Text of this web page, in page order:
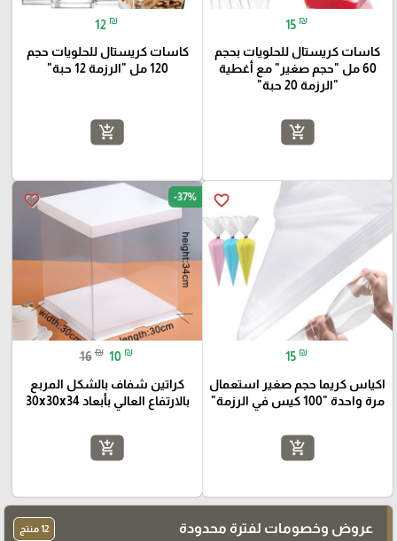
15 ₪
كاسات كريستال للحلويات بحجم
60 مل "حجم صغير" مع أغطية
"الرزمة 20 حبة"
add_shopping_cart
12 ₪
كاسات كريستال للحلويات حجم
120 مل "الرزمة 12 حبة"
add_shopping_cart
favorite_border
15 ₪
اكياس كريما حجم صغير استعمال
مرة واحدة "100 كيس في الرزمة"
add_shopping_cart
favorite_border -37%
16 ₪ 10 ₪
كراتين شفاف بالشكل المربع
بالارتفاع العالي بأبعاد 30x30x34
add_shopping_cart
عروض وخصومات لفترة محدودة 12 منتج